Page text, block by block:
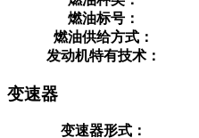
燃油标号：
燃油供给方式：
发动机特有技术：
变速器
变速器形式：